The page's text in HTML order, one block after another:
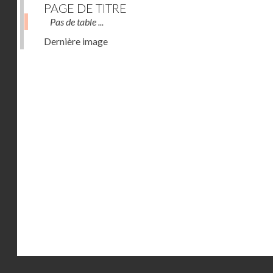
PAGE DE TITRE
Pas de table ...
Dernière image